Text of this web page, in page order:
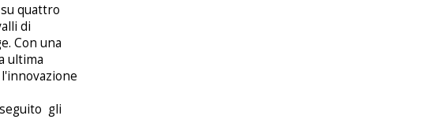
quattro
di
Con una
ultima
gli